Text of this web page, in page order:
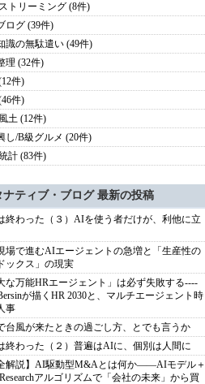
トリーミング (8件)
ログ (39件)
識の無駄遣い (49件)
理 (32件)
件)
件)
土 (12件)
し/B級グルメ (20件)
計 (83件)
ナティブ・ブログ 最新の投稿
終わった（３）AIを使う者だけが、利他に立
場で進むAIエージェントの急増と「生産性の
ックス」の現実
な万能HRエージェント」は必ず失敗する----
が描くHR 2030と、マルチエージェント時
事
台風が来たときの過ごし方、とでも言うか
終わった（２）普遍はAIに、個別は人間に
全解説】AI駆動型M&Aとは何か――AIモデル＋
アルゴリズムで「会社の未来」から買